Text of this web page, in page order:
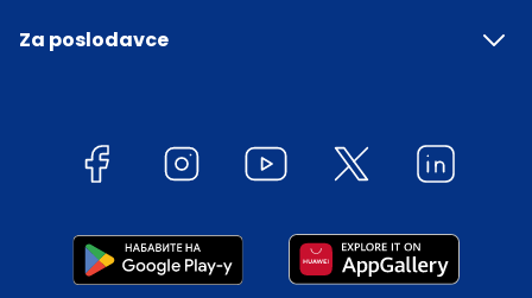
Za poslodavce